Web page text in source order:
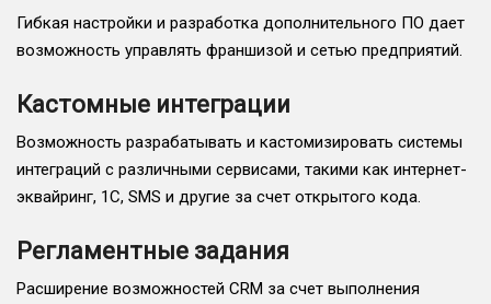
Гибкая настройки и разработка дополнительного ПО дает
возможность управлять франшизой и сетью предприятий.
Кастомные интеграции
Возможность разрабатывать и кастомизировать системы
интеграций с различными сервисами, такими как интернет-
эквайринг, 1С, SMS и другие за счет открытого кода.
Регламентные задания
Расширение возможностей CRM за счет выполнения